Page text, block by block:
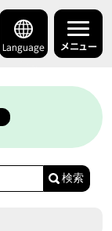
Language メニュー
検索